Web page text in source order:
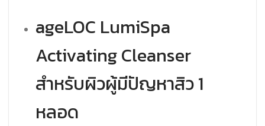
ageLOC LumiSpa
Activating Cleanser
สำหรับผิวผู้มีปัญหาสิว 1
หลอด